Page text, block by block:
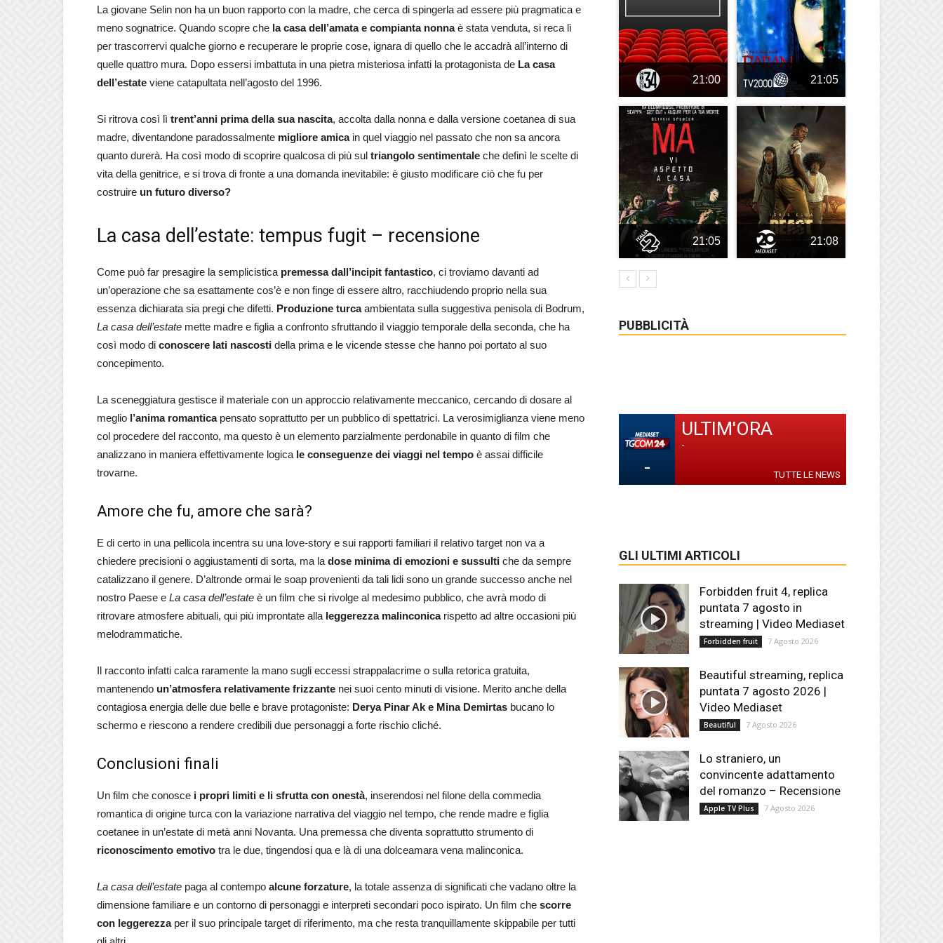
La giovane Selin non ha un buon rapporto con la madre, che cerca di spingerla ad essere più pragmatica e
meno sognatrice. Quando scopre che la casa dell’amata e compianta nonnaè stata venduta, si reca lì
per trascorrervi qualche giorno e recuperare le proprie cose, ignara di quello che le accadrà all’interno di
quelle quattro mura. Dopo essersi imbattuta in una pietra misteriosa infatti la protagonista de La casa
dell’estate viene catapultata nell’agosto del 1996.
Si ritrova così lì trent’anni prima della sua nascita, accolta dalla nonna e dalla versione coetanea di sua
madre, diventandone paradossalmente migliore amicain quel viaggio nel passato che non sa ancora
quanto durerà. Ha così modo di scoprire qualcosa di più sul triangolo sentimentale che definì le scelte di
vita della genitrice, e si trova di fronte a una domanda inevitabile: è giusto modificare ciò che fu per
costruire un futuro diverso?
La casa dell’estate: tempus fugit – recensione
Come può far presagire la semplicistica premessa dall’incipit fantastico, ci troviamo davanti ad
un’operazione che sa esattamente cos’è e non finge di essere altro, racchiudendo proprio nella sua
essenza dichiarata sia pregi che difetti. Produzione turcaambientata sulla suggestiva penisola di Bodrum,
La casa dell’estate mette madre e figlia a confronto sfruttando il viaggio temporale della seconda, che ha
così modo di conoscere lati nascosti della prima e le vicende stesse che hanno poi portato al suo
concepimento.
La sceneggiatura gestisce il materiale con un approccio relativamente meccanico, cercando di dosare al
meglio l’anima romanticapensato soprattutto per un pubblico di spettatrici. La verosimiglianza viene meno
col procedere del racconto, ma questo è un elemento parzialmente perdonabile in quanto di film che
analizzano in maniera effettivamente logica le conseguenze dei viaggi nel tempo è assai difficile
trovarne.
Amore che fu, amore che sarà?
E di certo in una pellicola incentra su una love-story e sui rapporti familiari il relativo target non va a
chiedere precisioni o aggiustamenti di sorta, ma la dose minima di emozioni e sussulti che da sempre
catalizzano il genere. D’altronde ormai le soap provenienti da tali lidi sono un grande successo anche nel
nostro Paese e La casa dell’estate è un film che si rivolge al medesimo pubblico, che avrà modo di
ritrovare atmosfere abituali, qui più improntate alla leggerezza malinconicarispetto ad altre occasioni più
melodrammatiche.
Il racconto infatti calca raramente la mano sugli eccessi strappalacrime o sulla retorica gratuita,
mantenendo un’atmosfera relativamente frizzante nei suoi cento minuti di visione. Merito anche della
contagiosa energia delle due belle e brave protagoniste: Derya Pinar Ak e Mina Demirtas bucano lo
schermo e riescono a rendere credibili due personaggi a forte rischio cliché.
Conclusioni finali
Un film che conosce i propri limiti e li sfrutta con onestà, inserendosi nel filone della commedia
romantica di origine turca con la variazione narrativa del viaggio nel tempo, che rende madre e figlia
coetanee in un’estate di metà anni Novanta. Una premessa che diventa soprattutto strumento di
riconoscimento emotivo tra le due, tingendosi qua e là di una dolceamara vena malinconica.
La casa dell’estate paga al contempo alcune forzature, la totale assenza di significati che vadano oltre la
dimensione familiare e un contorno di personaggi e interpreti secondari poco ispirato. Un film che scorre
con leggerezzaper il suo principale target di riferimento, ma che resta tranquillamente skippabile per tutti
21:00 21:05
21:05 21:08
PUBBLICITÀ
-
ULTIM'ORA
-
TUTTE LE NEWS
GLI ULTIMI ARTICOLI
Forbidden fruit 4, replica
puntata 7 agosto in
streaming | Video Mediaset
Forbidden fruit 7 Agosto 2026
Beautiful streaming, replica
puntata 7 agosto 2026 |
Video Mediaset
Beautiful 7 Agosto 2026
Lo straniero, un
convincente adattamento
del romanzo – Recensione
Apple TV Plus 7 Agosto 2026